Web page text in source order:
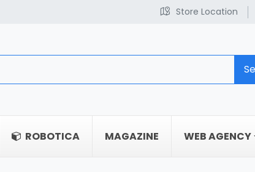
Store Location
ROBOTICA MAGAZINE WEB AGENCY